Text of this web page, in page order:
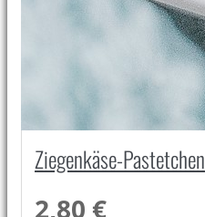
Ziegenkäse-Pastetchen
2,80 €